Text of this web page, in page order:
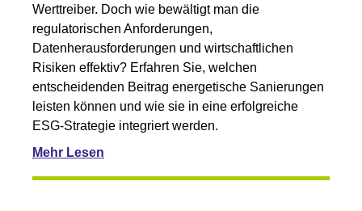
Werttreiber. Doch wie bewältigt man die
regulatorischen Anforderungen,
Datenherausforderungen und wirtschaftlichen
Risiken effektiv? Erfahren Sie, welchen
entscheidenden Beitrag energetische Sanierungen
leisten können und wie sie in eine erfolgreiche
ESG-Strategie integriert werden.
Mehr Lesen